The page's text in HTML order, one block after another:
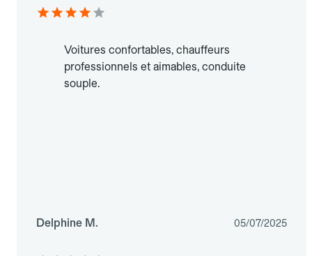
Voitures confortables, chauffeurs
professionnels et aimables, conduite
souple.
Delphine M. 05/07/2025